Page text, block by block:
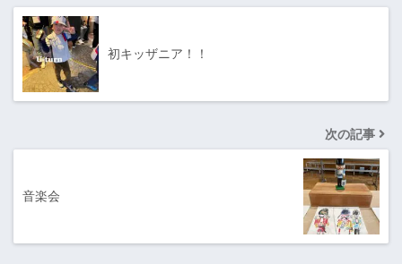
初キッザニア！！
次の記事
音楽会